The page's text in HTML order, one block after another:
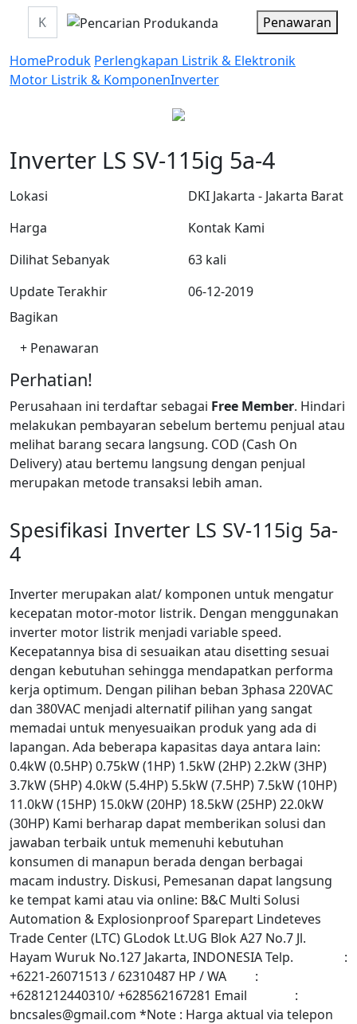
Penawaran
HomeProduk Perlengkapan Listrik & Elektronik
Motor Listrik & KomponenInverter
Inverter LS SV-115ig 5a-4
Lokasi
DKI Jakarta - Jakarta Barat
Harga
Kontak Kami
Dilihat Sebanyak
63 kali
Update Terakhir
06-12-2019
Bagikan
+ Penawaran
Perhatian!
Perusahaan ini terdaftar sebagai Free Member. Hindari
melakukan pembayaran sebelum bertemu penjual atau
melihat barang secara langsung. COD (Cash On
Delivery) atau bertemu langsung dengan penjual
merupakan metode transaksi lebih aman.
Spesifikasi Inverter LS SV-115ig 5a-
4
Inverter merupakan alat/ komponen untuk mengatur
kecepatan motor-motor listrik. Dengan menggunakan
inverter motor listrik menjadi variable speed.
Kecepatannya bisa di sesuaikan atau disetting sesuai
dengan kebutuhan sehingga mendapatkan performa
kerja optimum. Dengan pilihan beban 3phasa 220VAC
dan 380VAC menjadi alternatif pilihan yang sangat
memadai untuk menyesuaikan produk yang ada di
lapangan. Ada beberapa kapasitas daya antara lain:
0.4kW (0.5HP) 0.75kW (1HP) 1.5kW (2HP) 2.2kW (3HP)
3.7kW (5HP) 4.0kW (5.4HP) 5.5kW (7.5HP) 7.5kW (10HP)
11.0kW (15HP) 15.0kW (20HP) 18.5kW (25HP) 22.0kW
(30HP) Kami berharap dapat memberikan solusi dan
jawaban terbaik untuk memenuhi kebutuhan
konsumen di manapun berada dengan berbagai
macam industry. Diskusi, Pemesanan dapat langsung
ke tempat kami atau via online: B&C Multi Solusi
Automation & Explosionproof Sparepart Lindeteves
Trade Center (LTC) GLodok Lt.UG Blok A27 No.7 Jl.
Hayam Wuruk No.127 Jakarta, INDONESIA Telp. :
+6221-26071513 / 62310487 HP / WA :
+6281212440310/ +628562167281 Email :
bncsales@gmail.com *Note : Harga aktual via telepon